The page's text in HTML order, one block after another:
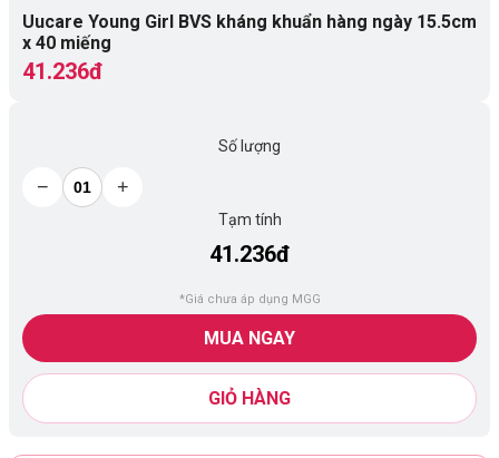
Uucare Young Girl BVS kháng khuẩn hàng ngày 15.5cm
x 40 miếng
41.236đ
Số lượng
− +
Tạm tính
41.236đ
*Giá chưa áp dụng MGG
MUA NGAY
GIỎ HÀNG